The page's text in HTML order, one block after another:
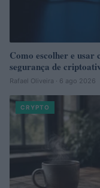
Como escolher e
segurança de
Rafael Oliveira · 6 ago 2026
CRYPTO